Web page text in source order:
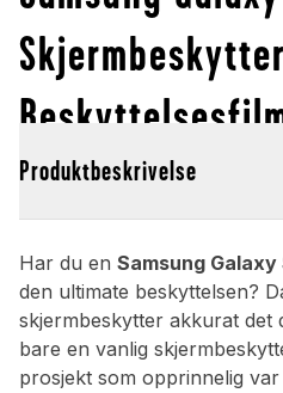
Produktbeskrivelse
Har du en Samsung Galaxy
den ultimate beskyttelsen?
skjermbeskytter akkurat det
bare en vanlig
prosjekt som opprinnelig